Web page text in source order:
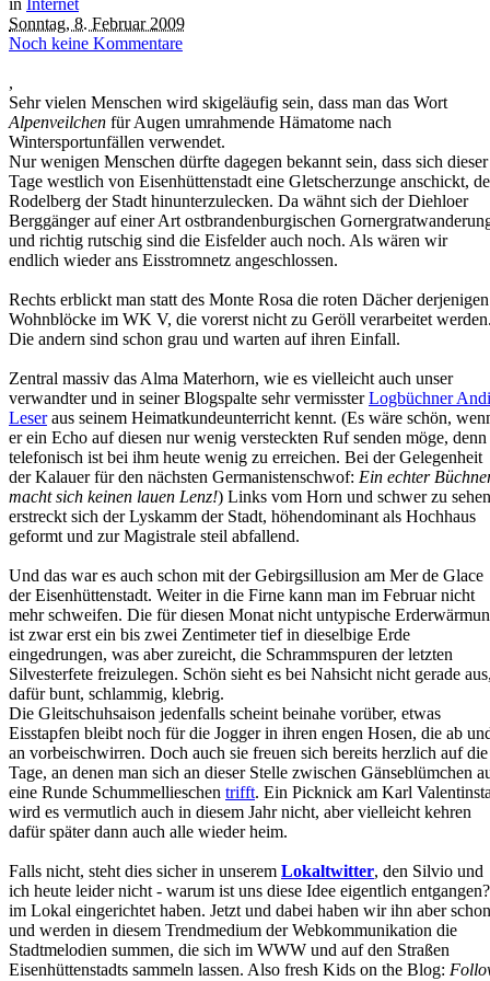
in Internet
Sonntag, 8. Februar 2009
Noch keine Kommentare
,
Sehr vielen Menschen wird skigeläufig sein, dass man das Wort
Alpenveilchen für Augen umrahmende Hämatome nach
Wintersportunfällen verwendet.
Nur wenigen Menschen dürfte dagegen bekannt sein, dass sich dieser
Tage westlich von Eisenhüttenstadt eine Gletscherzunge anschickt,
Rodelberg der Stadt hinunterzulecken. Da wähnt sich der Diehloer
Berggänger auf einer Art ostbrandenburgischen
und richtig rutschig sind die Eisfelder auch noch. Als wären wir
endlich wieder ans Eisstromnetz angeschlossen.
Rechts erblickt man statt des Monte Rosa die roten Dächer derjenigen
Wohnblöcke im WK V, die vorerst nicht zu Geröll verarbeitet werden.
Die andern sind schon grau und warten auf ihren Einfall.
Zentral massiv das Alma Materhorn, wie es vielleicht auch unser
verwandter und in seiner Blogspalte sehr vermissterLogbüchner Andi
Leseraus seinem Heimatkundeunterricht kennt. (Es wäre schön,
er ein Echo auf diesen nur wenig versteckten Ruf senden möge, denn
telefonisch ist bei ihm heute wenig zu erreichen. Bei der Gelegenheit
der Kalauer für den nächsten Germanistenschwof: Ein echter
macht sich keinen lauen Lenz!) Links vom Horn und schwer zu sehen
erstreckt sich der Lyskamm der Stadt, höhendominant als Hochhaus
geformt und zur Magistrale steil abfallend.
Und das war es auch schon mit der Gebirgsillusion am Mer de Glace
der Eisenhüttenstadt. Weiter in die Firne kann man im Februar nicht
mehr schweifen. Die für diesen Monat nicht untypische
ist zwar erst ein bis zwei Zentimeter tief in dieselbige Erde
eingedrungen, was aber zureicht, die Schrammspuren der letzten
Silvesterfete freizulegen. Schön sieht es bei Nahsicht nicht gerade aus,
dafür bunt, schlammig, klebrig.
Die Gleitschuhsaison jedenfalls scheint beinahe vorüber, etwas
Eisstapfen bleibt noch für die Jogger in ihren engen Hosen, die ab
an vorbeischwirren. Doch auch sie freuen sich bereits herzlich auf die
Tage, an denen man sich an dieser Stelle zwischen Gänseblümchen
eine Runde Schummellieschen trifft. Ein Picknick am Karl
wird es vermutlich auch in diesem Jahr nicht, aber vielleicht kehren
dafür später dann auch alle wieder heim.
Falls nicht, steht dies sicher in unserem Lokaltwitter, den Silvio und
ich heute leider nicht - warum ist uns diese Idee eigentlich
im Lokal eingerichtet haben. Jetzt und dabei haben wir ihn aber schon
und werden in diesem Trendmedium der Webkommunikation die
Stadtmelodien summen, die sich im WWW und auf den Straßen
Eisenhüttenstadts sammeln lassen. Also fresh Kids on the Blog: